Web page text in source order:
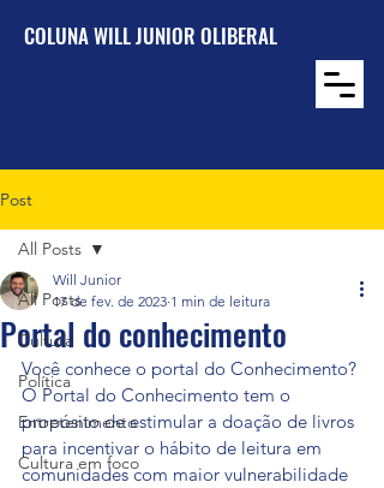
COLUNA WILL JUNIOR OLIBERAL
Post
All Posts
Cultura
Política
Entretenimento
Cultura em foco
All Posts
Portal do conhecimento
Will Junior
17 de fev. de 2023 1 min de leitura
Você conhece o portal do Conhecimento?
O Portal do Conhecimento tem o
propósito de estimular a doação de livros
para incentivar o hábito de leitura em
comunidades com maior vulnerabilidade